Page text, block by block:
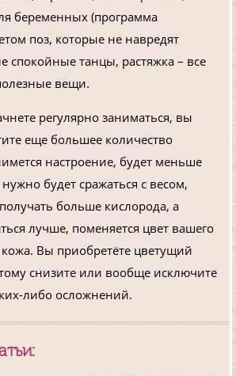
беременных (программа
поз, которые не навредят
спокойные танцы, растяжка – все
вещи.
регулярно заниматься, вы
еще большее количество
настроение, будет меньше
будет сражаться с весом,
больше кислорода, а
лучше, поменяется цвет вашего
кожа. Вы приобретёте цветущий
снизите или вообще исключите
либо осложнений.